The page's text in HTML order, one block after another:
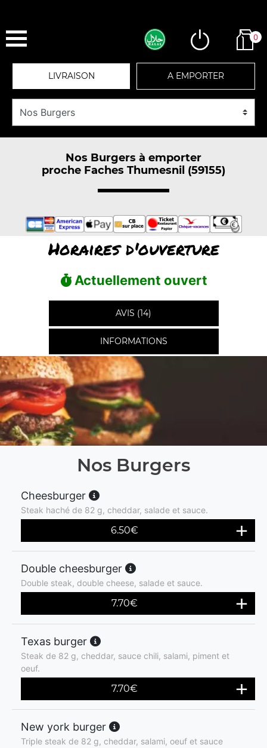
0
LIVRAISON A EMPORTER
Nos Burgers à emporter
proche Faches Thumesnil (59155)
Horaires d'ouverture
Actuellement ouvert
AVIS (14)
INFORMATIONS
Nos Burgers
Cheesburger
Steak haché de 82 g, cheddar, salade et sauce.
6.50€
Double cheesburger
Double steak, double cheese, salade et sauce.
7.70€
Texas burger
Steak de 82 g, cheddar, sauce chili, salami, piment et
oeuf.
7.70€
New york burger
Triple steak de 82 g, cheddar, salami, oeuf et sauce